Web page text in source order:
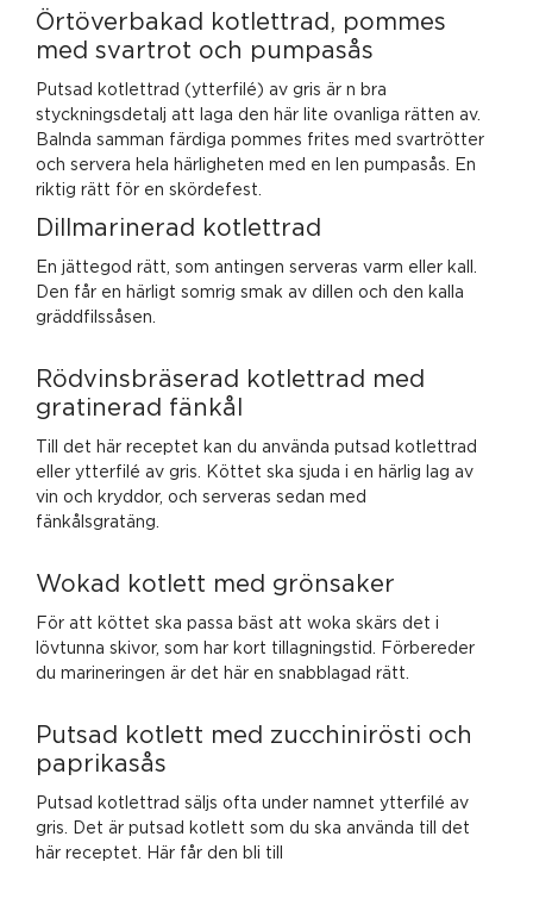
Örtöverbakad kotlettrad, pommes
med svartrot och pumpasås
Putsad kotlettrad (ytterfilé) av gris är n bra
styckningsdetalj att laga den här lite ovanliga rätten av.
Balnda samman färdiga pommes frites med svartrötter
och servera hela härligheten med en len pumpasås. En
riktig rätt för en skördefest.
Dillmarinerad kotlettrad
En jättegod rätt, som antingen serveras varm eller kall.
Den får en härligt somrig smak av dillen och den kalla
gräddfilssåsen.
Rödvinsbräserad kotlettrad med
gratinerad fänkål
Till det här receptet kan du använda putsad kotlettrad
eller ytterfilé av gris. Köttet ska sjuda i en härlig lag av
vin och kryddor, och serveras sedan med
fänkålsgratäng.
Wokad kotlett med grönsaker
För att köttet ska passa bäst att woka skärs det i
lövtunna skivor, som har kort tillagningstid. Förbereder
du marineringen är det här en snabblagad rätt.
Putsad kotlett med zucchinirösti och
paprikasås
Putsad kotlettrad säljs ofta under namnet ytterfilé av
gris. Det är putsad kotlett som du ska använda till det
här receptet. Här får den bli till